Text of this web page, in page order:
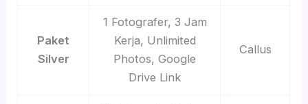
Paket
Silver
1 Fotografer, 3 Jam
Kerja, Unlimited
Photos, Google
Drive Link
Callus